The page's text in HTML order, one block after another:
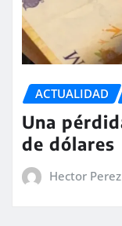
ACTUALIDAD
Una
de dólares
Hector Perez